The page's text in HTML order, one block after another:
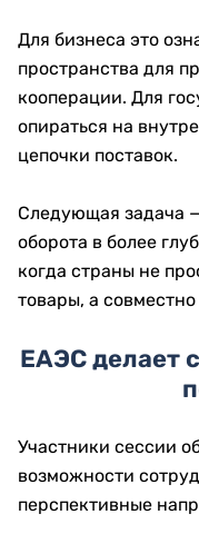
Для бизнеса это
пространства для
кооперации. Для
опираться на
цепочки поставок.
Следующая задача
оборота в более
когда страны не
товары, а
ЕАЭС делает
Участники сессии
возможности
перспективные